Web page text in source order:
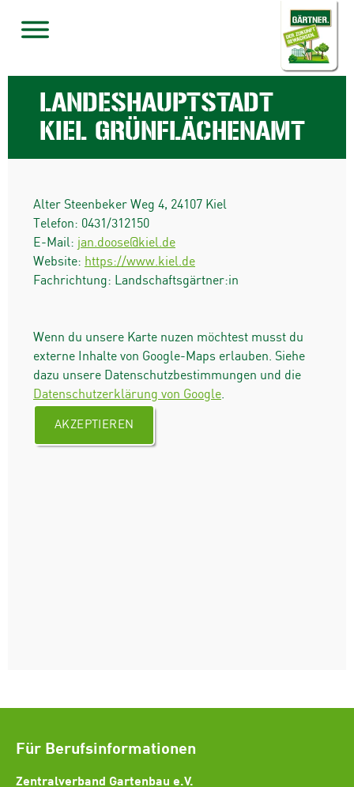
LANDESHAUPTSTADT
KIEL GRÜNFLÄCHENAMT
Alter Steenbeker Weg 4, 24107 Kiel
Telefon: 0431/312150
E-Mail: jan.doose@kiel.de
Website: https://www.kiel.de
Fachrichtung: Landschaftsgärtner:in
Wenn du unsere Karte nuzen möchtest musst du
externe Inhalte von Google-Maps erlauben. Siehe
dazu unsere Datenschutzbestimmungen und die
Datenschutzerklärung von Google.
AKZEPTIEREN
Für Berufsinformationen
Zentralverband Gartenbau e.V.